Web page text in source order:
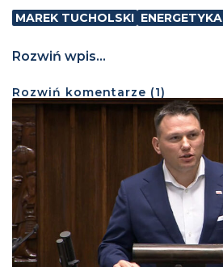
MAREK TUCHOLSKI ENERGETYKA
Rozwiń wpis...
Rozwiń komentarze (1)